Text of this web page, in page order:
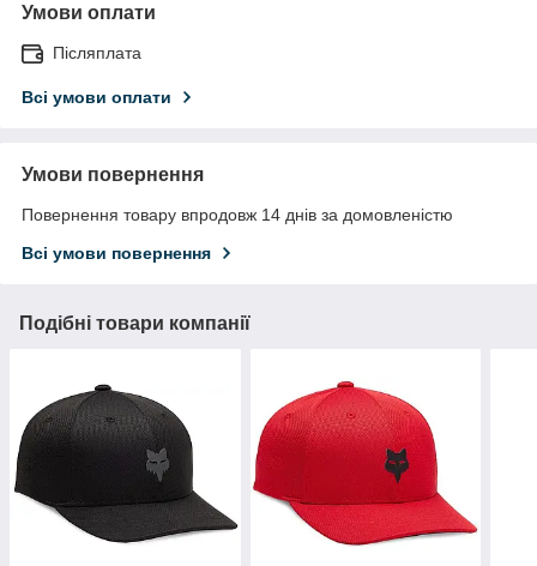
Умови оплати
Післяплата
Всі умови оплати
Умови повернення
Повернення товару впродовж 14 днів за домовленістю
Всі умови повернення
Подібні товари компанії